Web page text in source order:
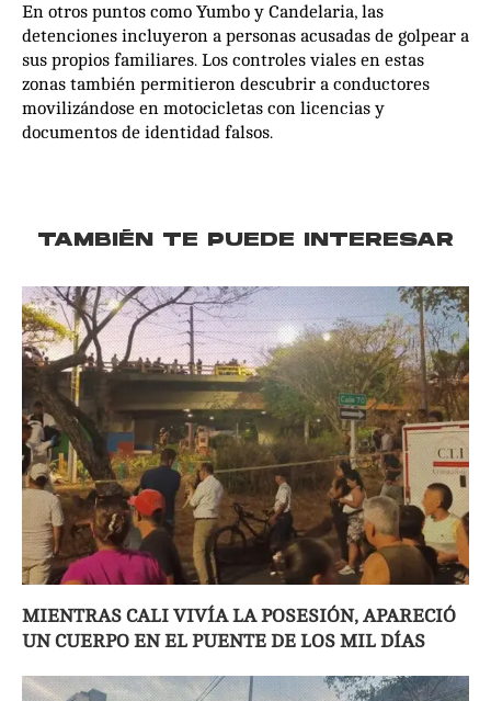
En otros puntos como Yumbo y Candelaria, las
detenciones incluyeron a personas acusadas de golpear a
sus propios familiares. Los controles viales en estas
zonas también permitieron descubrir a conductores
movilizándose en motocicletas con licencias y
documentos de identidad falsos.
TAMBIÉN TE PUEDE INTERESAR
MIENTRAS CALI VIVÍA LA POSESIÓN, APARECIÓ
UN CUERPO EN EL PUENTE DE LOS MIL DÍAS